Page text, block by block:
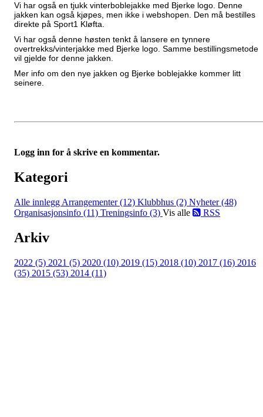
Vi har også en tjukk vinterboblejakke med Bjerke logo. Denne
jakken kan også kjøpes, men ikke i webshopen. Den må bestilles
direkte på Sport1 Kløfta.
Vi har også denne høsten tenkt å lansere en tynnere
overtrekks/vinterjakke med Bjerke logo. Samme bestillingsmetode
vil gjelde for denne jakken.
Mer info om den nye jakken og Bjerke boblejakke kommer litt
seinere.
Logg inn for å skrive en kommentar.
Kategori
Alle innlegg Arrangementer (12) Klubbhus (2) Nyheter (48)
Organisasjonsinfo (11) Treningsinfo (3) Vis alle RSS
Arkiv
2022 (5) 2021 (5) 2020 (10) 2019 (15) 2018 (10) 2017 (16) 2016
(35) 2015 (53) 2014 (11)